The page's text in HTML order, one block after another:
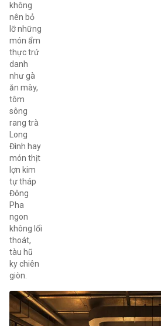
không
nên bỏ
lỡ những
món ẩm
thực trứ
danh
như gà
ăn mày,
tôm
sông
rang trà
Long
Đình hay
món thịt
lợn kim
tự tháp
Đông
Pha
ngon
không lối
thoát,
tàu hũ
ky chiên
giòn.